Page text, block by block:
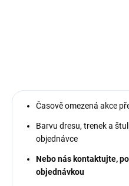
Časově omezená akce
Barvu dresu, trenek a
objednávce
Nebo nás kontaktujte,
objednávkou